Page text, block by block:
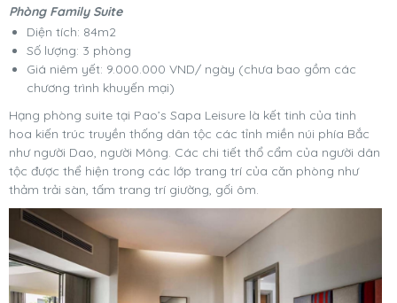
Phòng Family Suite
Diện tích: 84m2
Số lượng: 3 phòng
Giá niêm yết: 9.000.000 VND/ ngày (chưa bao gồm các
chương trình khuyến mại)
Hạng phòng suite tại Pao’s Sapa Leisure là kết tinh của tinh
hoa kiến trúc truyền thống dân tộc các tỉnh miền núi phía Bắc
như người Dao, người Mông. Các chi tiết thổ cẩm của người dân
tộc được thể hiện trong các lớp trang trí của căn phòng như
thảm trải sàn, tấm trang trí giường, gối ôm.